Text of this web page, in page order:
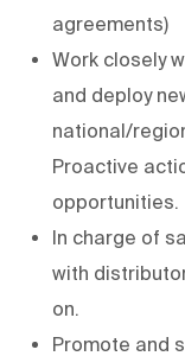
agreements)
Work closely
and deploy
national/
Proactive
opportunities.
In charge of
with
on.
Promote and